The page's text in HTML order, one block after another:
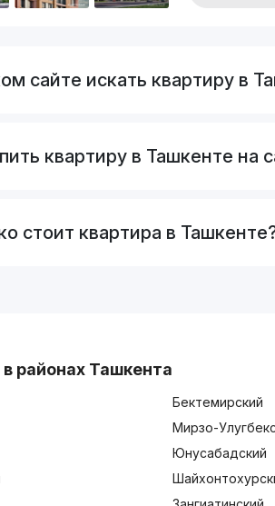
сайте искать квартиру в
квартиру в Ташкенте на
стоит квартира в
районах Ташкента
Бектемирский
Мирзо-
Юнусабадский